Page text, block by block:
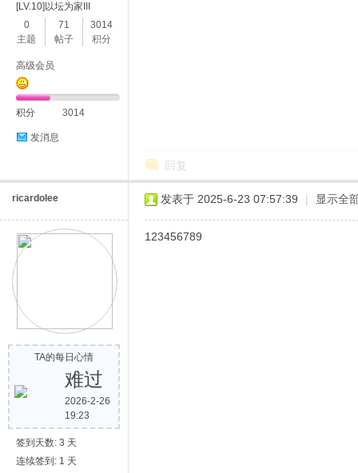
[LV.10]以坛为家III
0
主题
71
帖子
3014
积分
高级会员
积分 3014
发消息
回复
ricardolee
TA的每日心情
难过
2026-2-26
19:23
签到天数: 3 天
连续签到: 1 天
发表于 2025-6-23 07:57:39 | 显示全
123456789